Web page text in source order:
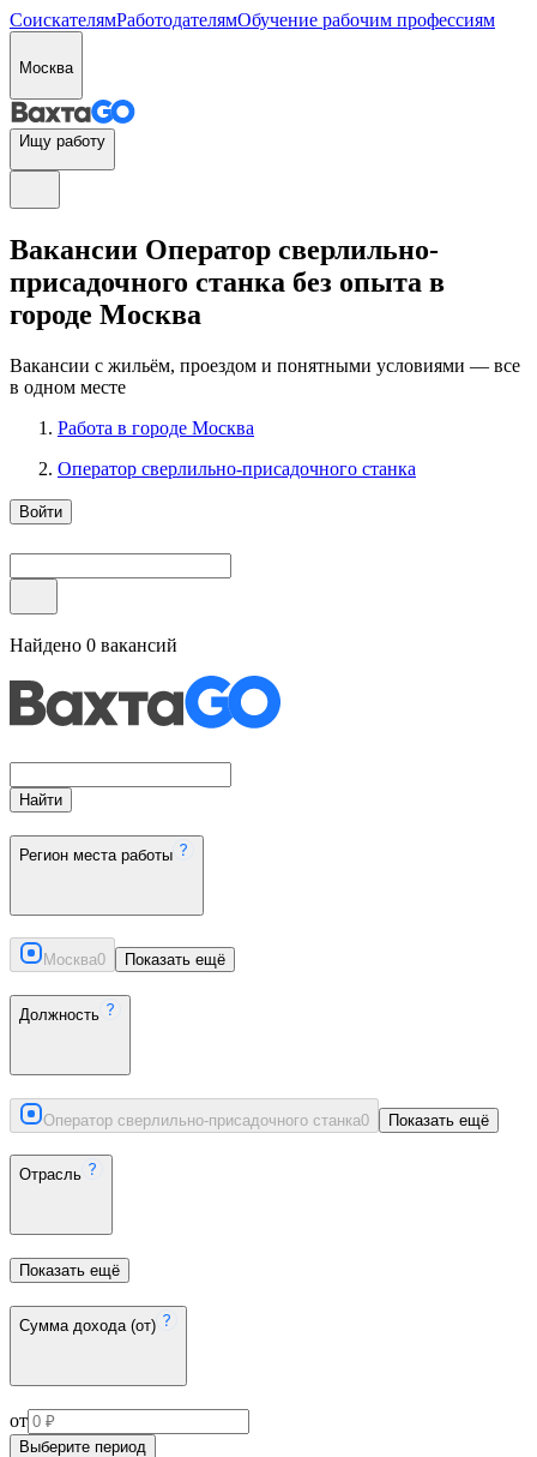
СоискателямРаботодателямОбучение рабочим профессиям
Москва
Ищу работу
Вакансии Оператор сверлильно-
присадочного станка без опыта в
городе Москва
Вакансии с жильём, проездом и понятными условиями — все
в одном месте
Работа в городе Москва
Оператор сверлильно-присадочного станка
Войти
Найдено 0 вакансий
Найти
Регион места работы
Москва0 Показать ещё
Должность
Оператор сверлильно-присадочного станка0 Показать ещё
Отрасль
Показать ещё
Сумма дохода (от)
от
Выберите период